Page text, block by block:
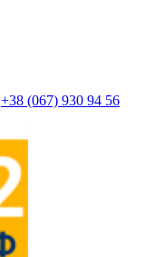
+38 (067) 930 94 56